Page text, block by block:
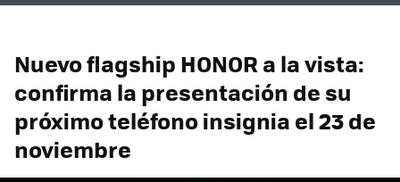
Nuevo flagship HONOR a la vista:
confirma la presentación de su
próximo teléfono insignia el 23 de
noviembre